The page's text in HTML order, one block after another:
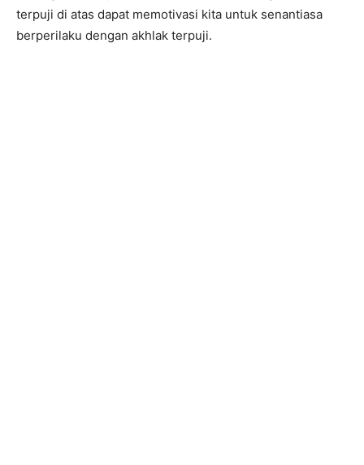
terpuji di atas dapat memotivasi kita untuk senantiasa
berperilaku dengan akhlak terpuji.